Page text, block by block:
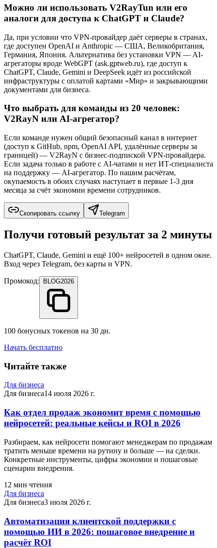
Можно ли использовать V2RayTun или его
аналоги для доступа к ChatGPT и Claude?
Да, при условии что VPN-провайдер даёт серверы в странах,
где доступен OpenAI и Anthropic — США, Великобритания,
Германия, Япония. Альтернатива без установки VPN — AI-
агрегаторы вроде WebGPT (ask.gptweb.ru), где доступ к
ChatGPT, Claude, Gemini и DeepSeek идёт из российской
инфраструктуры с оплатой картами «Мир» и закрывающими
документами для бизнеса.
Что выбрать для команды из 20 человек:
V2RayN или AI-агрегатор?
Если команде нужен общий безопасный канал в интернет
(доступ к GitHub, npm, OpenAI API, удалённые серверы за
границей) — V2RayN с бизнес-подпиской VPN-провайдера.
Если задача только в работе с AI-чатами и нет ИТ-специалиста
на поддержку — AI-агрегатор. По нашим расчётам,
окупаемость в обоих случаях наступает в первые 1-3 дня
месяца за счёт экономии времени сотрудников.
Скопировать ссылку Telegram
Получи готовый результат за 2 минуты
ChatGPT, Claude, Gemini и ещё 100+ нейросетей в одном окне.
Вход через Telegram, без карты и VPN.
Промокод: BLOG2026
100 бонусных токенов на 30 дн.
Начать бесплатно
Читайте также
Для бизнеса
Для бизнеса14 июля 2026 г.
Как отдел продаж экономит время с помощью
нейросетей: реальные кейсы и ROI в 2026
Разбираем, как нейросети помогают менеджерам по продажам
тратить меньше времени на рутину и больше — на сделки.
Конкретные инструменты, цифры экономии и пошаговые
сценарии внедрения.
12 мин чтения
Для бизнеса
Для бизнеса3 июля 2026 г.
Автоматизация клиентской поддержки с
помощью ИИ в 2026: пошаговое внедрение и
расчёт ROI